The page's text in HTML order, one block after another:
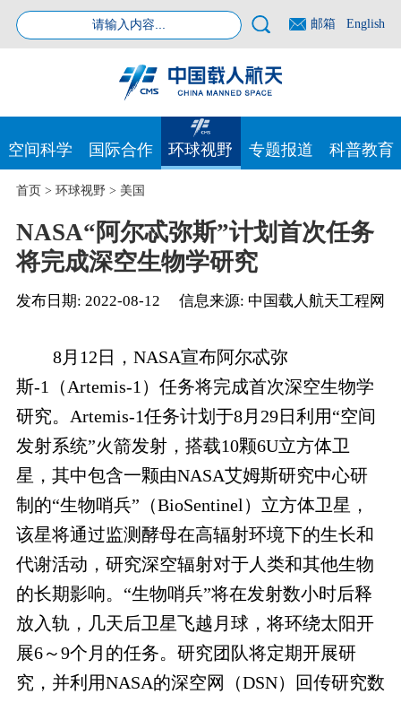
邮箱 English
空间科学 国际合作 环球视野 专题报道 科普教育
首页> 环球视野> 美国
NASA“阿尔忒弥斯”计划首次任务
将完成深空生物学研究
发布日期: 2022-08-12 信息来源: 中国载人航天工程网
8月12日，NASA宣布阿尔忒弥
斯-1（Artemis-1）任务将完成首次深空生物学
研究。Artemis-1任务计划于8月29日利用“空间
发射系统”火箭发射，搭载10颗6U立方体卫
星，其中包含一颗由NASA艾姆斯研究中心研
制的“生物哨兵”（BioSentinel）立方体卫星，
该星将通过监测酵母在高辐射环境下的生长和
代谢活动，研究深空辐射对于人类和其他生物
的长期影响。“生物哨兵”将在发射数小时后释
放入轨，几天后卫星飞越月球，将环绕太阳开
展6～9个月的任务。研究团队将定期开展研
究，并利用NASA的深空网（DSN）回传研究数